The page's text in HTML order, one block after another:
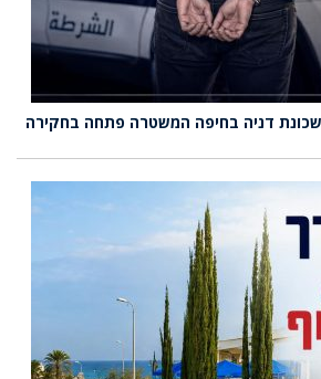
שכונת דניה בחיפה המשטרה פתחה בחקירה